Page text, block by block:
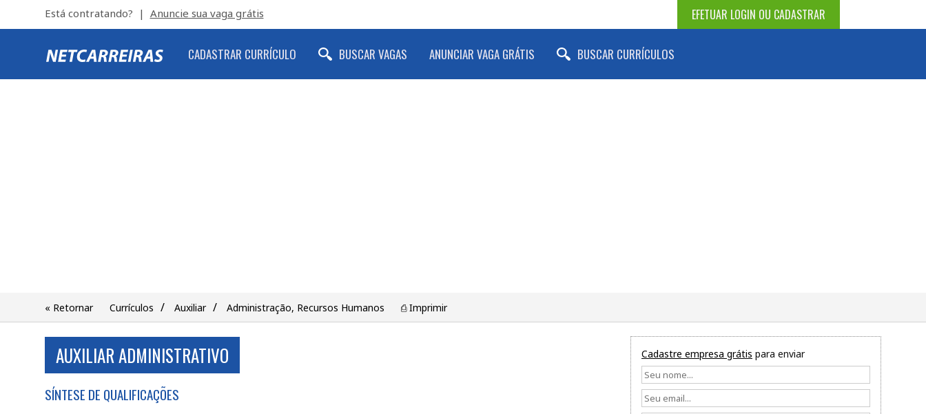
EFETUAR LOGIN OU CADASTRAR
Está contratando? | Anuncie sua vaga grátis
CADASTRAR CURRÍCULO BUSCAR VAGAS ANUNCIAR VAGA GRÁTIS BUSCAR CURRÍCULOS
« Retornar Currículos / Auxiliar / Administração, Recursos Humanos ⎙ Imprimir
Cadastre empresa grátis para enviar
AUXILIAR ADMINISTRATIVO
SÍNTESE DE QUALIFICAÇÕES